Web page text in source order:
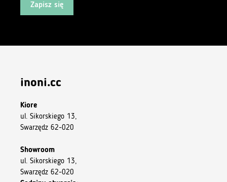
Zapisz się
inoni.cc
Kiore
ul. Sikorskiego 13,
Swarzędz 62-020
Showroom
ul. Sikorskiego 13,
Swarzędz 62-020